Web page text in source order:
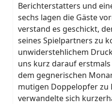
Berichterstatters und
sechs lagen die Gäste
verstand es geschickt,
seines Spielpartners zu
unwiderstehlichem
uns kurz darauf
dem gegnerischen
mutigen Doppelopfer zu
verwandelte sich